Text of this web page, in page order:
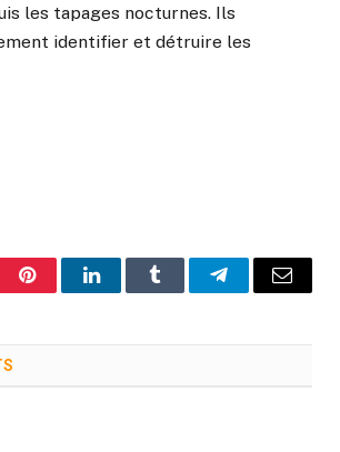
les tapages nocturnes. Ils
identifier et détruire les
PinterestLinkedInTumblr TelegramEmail